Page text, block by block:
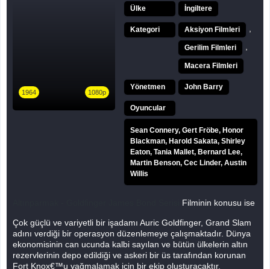
1964 1080p
Ülke İngiltere
Kategori Aksiyon Filmleri
Gerilim Filmleri
Macera Filmleri
Yönetmen John Barry
Oyuncular
Sean Connery, Gert Fröbe, Honor
Blackman, Harold Sakata, Shirley
Eaton, Tania Mallet, Bernard Lee,
Martin Benson, Cec Linder, Austin
Willis
Filminin konusu ise
Çok güçlü ve variyetli bir işadamı Auric Goldfinger, Grand Slam
adını verdiği bir operasyon düzenlemeye çalışmaktadır. Dünya
ekonomisinin can ucunda kalbi sayılan ve bütün ülkelerin altın
rezervlerinin depo edildiği ve askeri bir üs tarafından korunan
Fort Knox€™u yağmalamak için bir ekip oluşturacaktır.